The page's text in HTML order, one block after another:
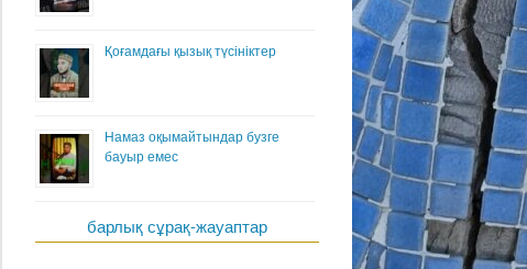
Қоғамдағы қызық түсініктер
Намаз оқымайтындар бузге
бауыр емес
барлық сұрақ-жауаптар